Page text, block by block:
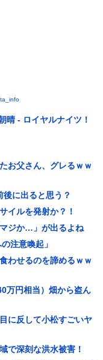
晴 - ロイヤルナイツ！
お父さん、グレるｗｗ
に出ると思う？
イルを発射か？！
ジか…」が出るよね
注意喚起」
わせるのを諦めるｗｗ
万円相当）畑から盗ん
に反して小松すごいヤ
で深刻な洪水被害！